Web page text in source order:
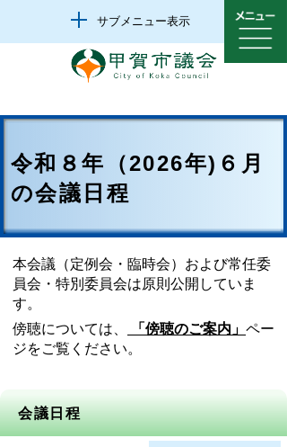
サブメニュー表示
令和８年（2026年)６月
の会議日程
本会議（定例会・臨時会）および常任委
員会・特別委員会は原則公開していま
す。
傍聴については、
「傍聴のご案内」 ペー
ジをご覧ください。
会議日程